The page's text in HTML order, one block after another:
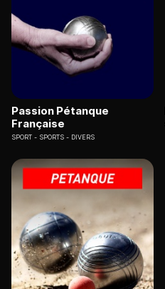
Passion Pétanque
Française
SPORT SPORTS - DIVERS